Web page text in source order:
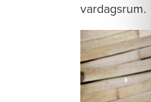
vardagsrum.